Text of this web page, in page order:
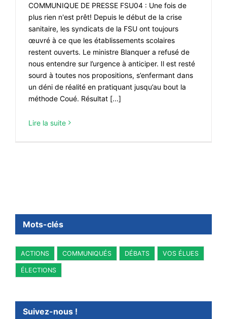
COMMUNIQUE DE PRESSE FSU04 : Une fois de
plus rien n'est prêt! Depuis le début de la crise
sanitaire, les syndicats de la FSU ont toujours
œuvré à ce que les établissements scolaires
restent ouverts. Le ministre Blanquer a refusé de
nous entendre sur l’urgence à anticiper. Il est resté
sourd à toutes nos propositions, s’enfermant dans
un déni de réalité en pratiquant jusqu’au bout la
méthode Coué. Résultat [...]
Lire la suite
Mots-clés
ACTIONS COMMUNIQUÉS DÉBATS VOS ÉLUES
ÉLECTIONS
Suivez-nous !